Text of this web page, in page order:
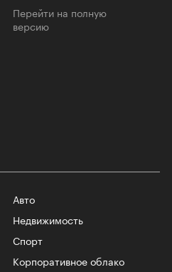
Перейти на полную
версию
Авто
Недвижимость
Спорт
Корпоративное облако